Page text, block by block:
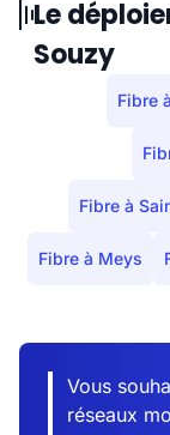
Le
Souzy
Fibre
Fibre à
Fibre à Meys
Vous
réseaux